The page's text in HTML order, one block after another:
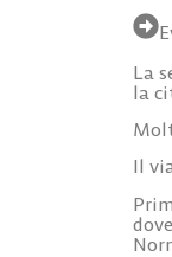
La
la
Il